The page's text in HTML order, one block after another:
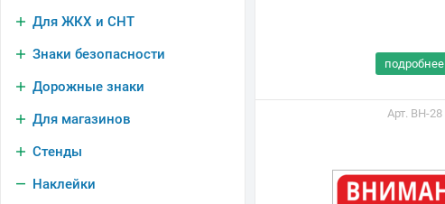
Для ЖКХ и СНТ
Знаки безопасности
Дорожные знаки
Для магазинов
Стенды
Наклейки
подробнее
Арт. ВН-28